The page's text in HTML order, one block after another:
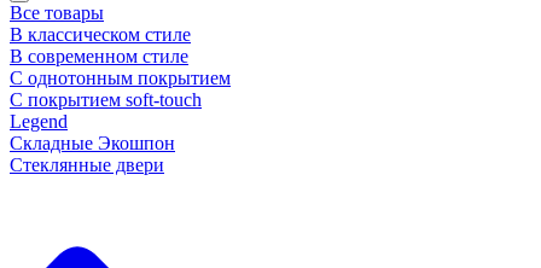
Все товары
В классическом стиле
В современном стиле
С однотонным покрытием
С покрытием soft-touch
Legend
Складные Экошпон
Стеклянные двери